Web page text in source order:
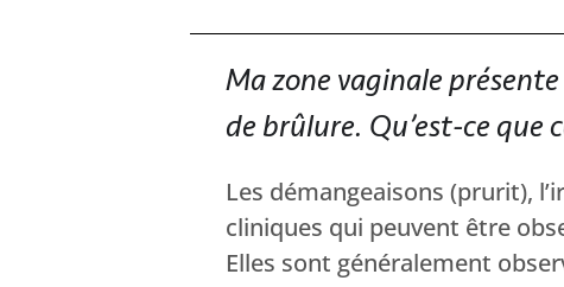
Ma zone vaginale
de brûlure. Qu’est-ce que
Les démangeaisons (prurit),
cliniques qui peuvent être
Elles sont généralement